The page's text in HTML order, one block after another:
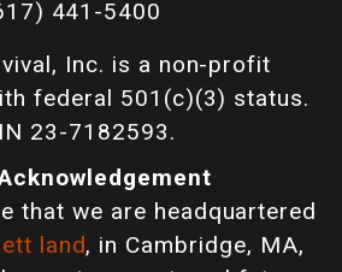
441-5400
Inc. is a non-profit
federal 501(c)(3) status.
23-7182593.
that we are headquartered
land, in Cambridge, MA,